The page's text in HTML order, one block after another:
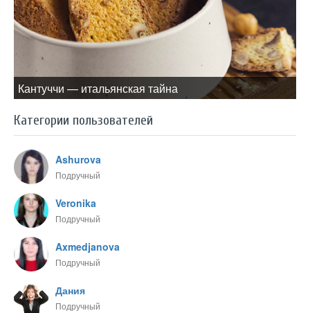
Кантуччи — итальянская тайна
Категории пользователей
Ashurova
Подручный
Veronika
Подручный
Axmedjanova
Подручный
Дания
Подручный